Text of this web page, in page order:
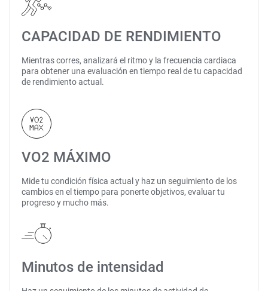
CAPACIDAD DE RENDIMIENTO
Mientras corres, analizará el ritmo y la frecuencia cardiaca
para obtener una evaluación en tiempo real de tu capacidad
de rendimiento actual.
VO2 MÁXIMO
Mide tu condición física actual y haz un seguimiento de los
cambios en el tiempo para ponerte objetivos, evaluar tu
progreso y mucho más.
Minutos de intensidad